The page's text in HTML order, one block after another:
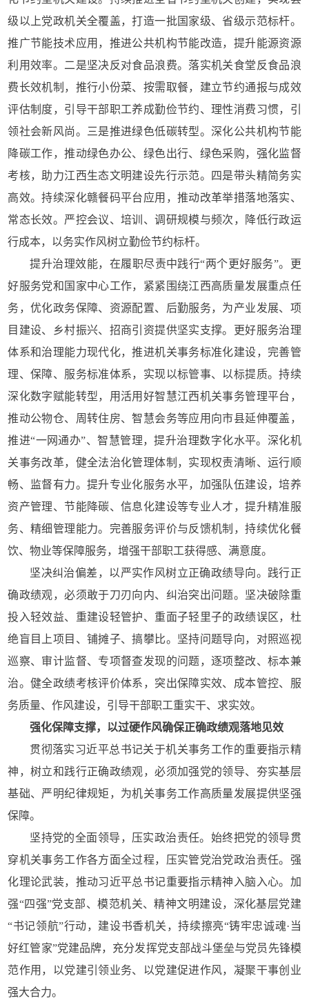
级以上党政机关全覆盖，打造一批国家级、省级示范标杆。
推广节能技术应用，推进公共机构节能改造，提升能源资源
利用效率。二是坚决反对食品浪费。落实机关食堂反食品浪
费长效机制，推行小份菜、按需取餐，建立节约通报与成效
评估制度，引导干部职工养成勤俭节约、理性消费习惯，引
领社会新风尚。三是推进绿色低碳转型。深化公共机构节能
降碳工作，推动绿色办公、绿色出行、绿色采购，强化监督
考核，助力江西生态文明建设先行示范。四是带头精简务实
高效。持续深化赣餐码平台应用，推动改革举措落地落实、
常态长效。严控会议、培训、调研规模与频次，降低行政运
行成本，以务实作风树立勤俭节约标杆。
提升治理效能，在履职尽责中践行“两个更好服务”。更
好服务党和国家中心工作，紧紧围绕江西高质量发展重点任
务，优化政务保障、资源配置、后勤服务，为产业发展、项
目建设、乡村振兴、招商引资提供坚实支撑。更好服务治理
体系和治理能力现代化，推进机关事务标准化建设，完善管
理、保障、服务标准体系，实现以标管事、以标提质。持续
深化数字赋能转型，用活用好智慧江西机关事务管理平台，
推动公物仓、周转住房、智慧会务等应用向市县延伸覆盖，
推进“一网通办”、智慧管理，提升治理数字化水平。深化机
关事务改革，健全法治化管理体制，实现权责清晰、运行顺
畅、监督有力。提升专业化服务水平，加强队伍建设，培养
资产管理、节能降碳、信息化建设等专业人才，提升精准服
务、精细管理能力。完善服务评价与反馈机制，持续优化餐
饮、物业等保障服务，增强干部职工获得感、满意度。
坚决纠治偏差，以严实作风树立正确政绩导向。践行正
确政绩观，必须敢于刀刃向内、纠治突出问题。坚决破除重
投入轻效益、重建设轻管护、重面子轻里子的政绩误区，杜
绝盲目上项目、铺摊子、搞攀比。坚持问题导向，对照巡视
巡察、审计监督、专项督查发现的问题，逐项整改、标本兼
治。健全政绩考核评价体系，突出保障实效、成本管控、服
务质量、作风建设，引导干部职工重实干、求实效。
强化保障支撑，以过硬作风确保正确政绩观落地见效
贯彻落实习近平总书记关于机关事务工作的重要指示精
神，树立和践行正确政绩观，必须加强党的领导、夯实基层
基础、严明纪律规矩，为机关事务工作高质量发展提供坚强
保障。
坚持党的全面领导，压实政治责任。始终把党的领导贯
穿机关事务工作各方面全过程，压实管党治党政治责任。强
化理论武装，推动习近平总书记重要指示精神入脑入心。加
强“四强”党支部、模范机关、精神文明建设，深化基层党建
“书记领航”行动，建设书香机关，持续擦亮“铸牢忠诚魂·当
好红管家”党建品牌，充分发挥党支部战斗堡垒与党员先锋模
范作用，以党建引领业务、以党建促进作风，凝聚干事创业
强大合力。